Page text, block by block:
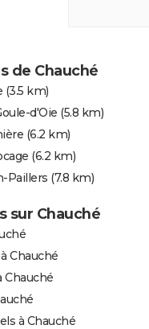
de Chauché
(3.5 km)
d'Oie (5.8 km)
(6.2 km)
(6.2 km)
Paillers (7.8 km)
sur Chauché
Chauché
Chauché
à Chauché